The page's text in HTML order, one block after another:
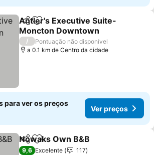
PartilharAdicionar aos favoritos
Antler's Executive Suite-
Moncton Downtown
/
Pontuação não disponível
a 0.1 km de Centro da cidade
para ver os preços
Ver preços
PartilharAdicionar aos favoritos
Nowaks Own B&B
9,6 Excelente
117